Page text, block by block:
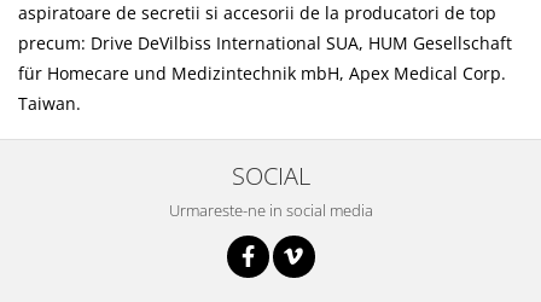
aspiratoare de secretii si accesorii de la producatori de top
precum: Drive DeVilbiss International SUA, HUM Gesellschaft
für Homecare und Medizintechnik mbH, Apex Medical Corp.
Taiwan.
SOCIAL
Urmareste-ne in social media